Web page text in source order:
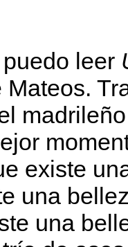
leer
Mateos.
existe
una
una